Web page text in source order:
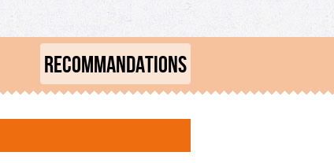
RECOMMANDATIONS